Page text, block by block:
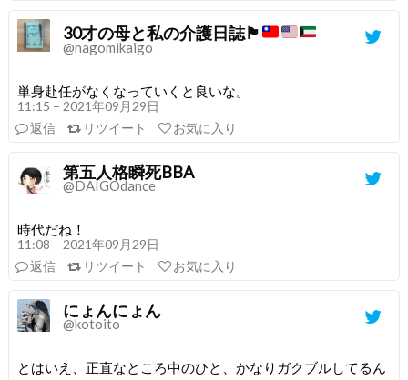
30才の母と私の介護日誌🏴󠁧󠁢󠁳󠁣󠁴󠁿
@nagomikaigo
単身赴任がなくなっていくと良いな。
11:15 – 2021年09月29日
返信
リツイート お気に入り
第五人格瞬死BBA
@DAIGOdance
時代だね！
11:08 – 2021年09月29日
返信
リツイート お気に入り
にょんにょん
@kotoito
とはいえ、正直なところ中のひと、かなりガクブルしてるん